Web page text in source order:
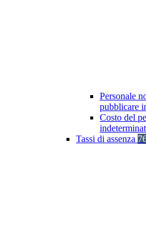
Personale
pubblicare
Costo del
Tassi di assenza